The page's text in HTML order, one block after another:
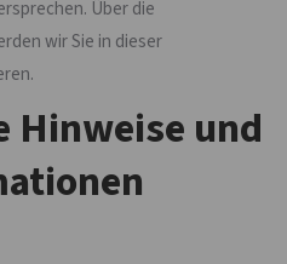
Über die
wir Sie in dieser
Hinweise und